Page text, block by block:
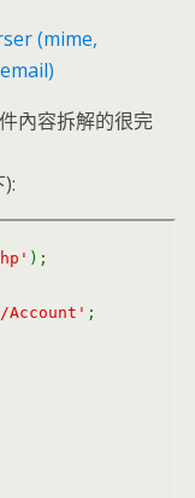
(mime,
內容拆解的很完